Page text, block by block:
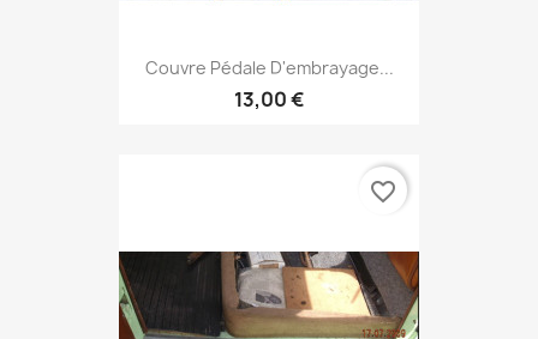
Couvre Pédale D'embrayage...
13,00 €
favorite_border